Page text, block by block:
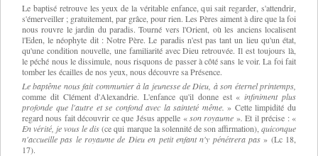
Le baptisé retrouve les yeux de la véritable enfance, qui sait regarder, s'attendrir,
s'émerveiller ; gratuitement, par grâce, pour rien. Les Pères aiment à dire que la foi
nous rouvre le jardin du paradis. Tourné vers l'Orient, où les anciens localisent
l'Eden, le néophyte dit : Notre Père. Le paradis n'est pas tant un lieu qu'un état,
qu'une condition nouvelle, une familiarité avec Dieu retrouvée. Il est toujours là,
le péché nous le dissimule, nous risquons de passer à côté sans le voir. La foi fait
tomber les écailles de nos yeux, nous découvre sa Présence.
Le baptême nous fait communier à la jeunesse de Dieu, à son éternel printemps,
comme dit Clément d'Alexandrie. L'enfance qu'il donne est « infiniment plus
profonde que l'autre et se confond avec la sainteté même.» Cette limpidité du
regard nous fait découvrir ce que Jésus appelle «son royaume ».Et il précise : «
En vérité, je vous le dis(ce qui marque la solennité de son affirmation), quiconque
n'accueille pas le royaume de Dieu en petit enfant n'y pénétrera pas» (Lc 18,
17).